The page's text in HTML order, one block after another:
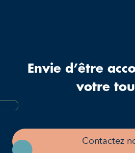
Envie d’être
votre
Contactez